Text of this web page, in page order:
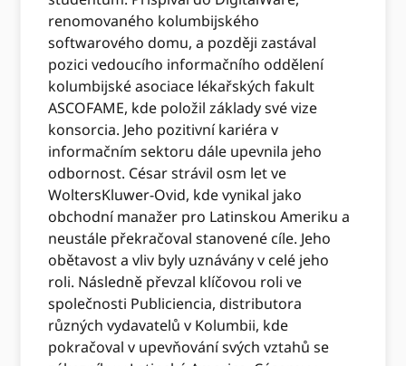
renomovaného kolumbijského
softwarového domu, a později zastával
pozici vedoucího informačního oddělení
kolumbijské asociace lékařských fakult
ASCOFAME, kde položil základy své vize
konsorcia. Jeho pozitivní kariéra v
informačním sektoru dále upevnila jeho
odbornost. César strávil osm let ve
WoltersKluwer-Ovid, kde vynikal jako
obchodní manažer pro Latinskou Ameriku a
neustále překračoval stanovené cíle. Jeho
obětavost a vliv byly uznávány v celé jeho
roli. Následně převzal klíčovou roli ve
společnosti Publiciencia, distributora
různých vydavatelů v Kolumbii, kde
pokračoval v upevňování svých vztahů se